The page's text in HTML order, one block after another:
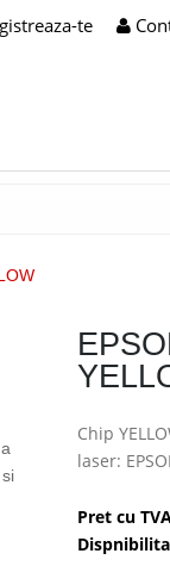
te
Chip
laser:
Pret cu